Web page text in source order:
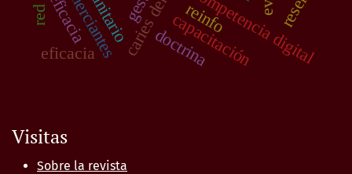
competencia digital
doctrina
reinfo
eficacia capacitación
eficacia
Visitas
Sobre la revista